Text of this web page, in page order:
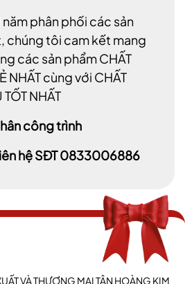
năm phân phối các sản
chúng tôi cam kết mang
các sản phẩm CHẤT
NHẤT cùng với CHẤT
NHẤT
công trình
hệ SĐT 0833006886
VÀ THƯƠNG MẠI TÂN HOÀNG KIM